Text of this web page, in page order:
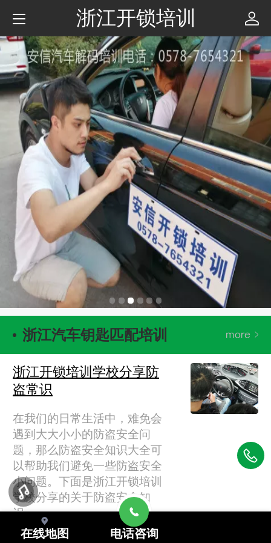
浙江开锁培训
浙江汽车钥匙匹配培训
浙江开锁培训学校分享防
盗常识
在我们的日常生活中，难免会
遇到大大小小的防盗安全问
题，那么防盗安全知识大全可
以帮助我们避免一些防盗安全
小问题。下面是浙江开锁培训
学校分享的关于防盗安全知
识…
0 浙江开锁培训学校分享防盗常识
在线地图 电话咨询